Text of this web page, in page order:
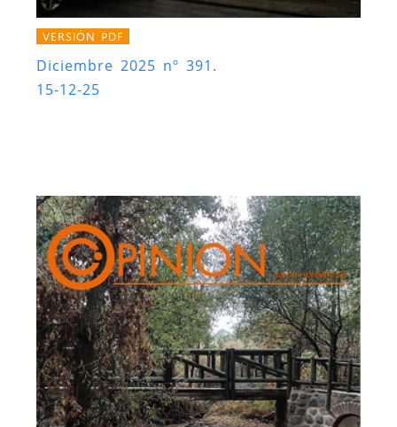
VERSIÓN PDF
Diciembre 2025 nº 391.
15-12-25